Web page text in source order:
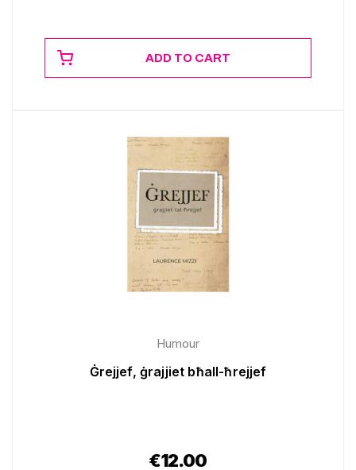
ADD TO CART
Humour
Ġrejjef, ġrajjiet bħall-ħrejjef
€12.00